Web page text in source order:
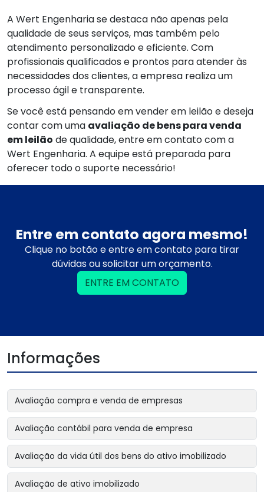
A Wert Engenharia se destaca não apenas pela
qualidade de seus serviços, mas também pelo
atendimento personalizado e eficiente. Com
profissionais qualificados e prontos para atender às
necessidades dos clientes, a empresa realiza um
processo ágil e transparente.
Se você está pensando em vender em leilão e deseja
contar com uma avaliação de bens para venda
em leilão de qualidade, entre em contato com a
Wert Engenharia. A equipe está preparada para
oferecer todo o suporte necessário!
Entre em contato agora mesmo!
Clique no botão e entre em contato para tirar
dúvidas ou solicitar um orçamento.
ENTRE EM CONTATO
Informações
Avaliação compra e venda de empresas
Avaliação contábil para venda de empresa
Avaliação da vida útil dos bens do ativo imobilizado
Avaliação de ativo imobilizado